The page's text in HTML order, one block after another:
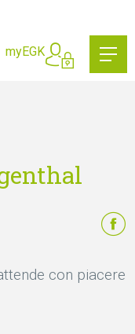
myEGK
con piacere